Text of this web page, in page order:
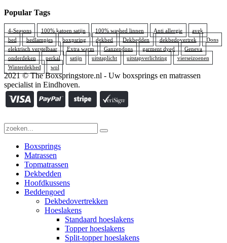
Popular Tags
4-Seasons 100% katoen satijn 100% washed linnen Anti allergie
avek
bed
bedlampjes boxpsring dekbed Dekbedden dekbedovertrek
Dons
elektrisch verstelbaar
Extra warm Ganzendons garment dyed
Geneva
onderdeken
perkal satijn uitstaplicht uitstapverlichting
vierseizoenen
Winterdekbed
wol
2021 © The Boxspringstore.nl - Uw boxsprings en matrassen
specialist in Eindhoven.
Boxsprings
Matrassen
Topmatrassen
Dekbedden
Hoofdkussens
Beddengoed
Dekbedovertrekken
Hoeslakens
Standaard hoeslakens
Topper hoeslakens
Split-topper hoeslakens